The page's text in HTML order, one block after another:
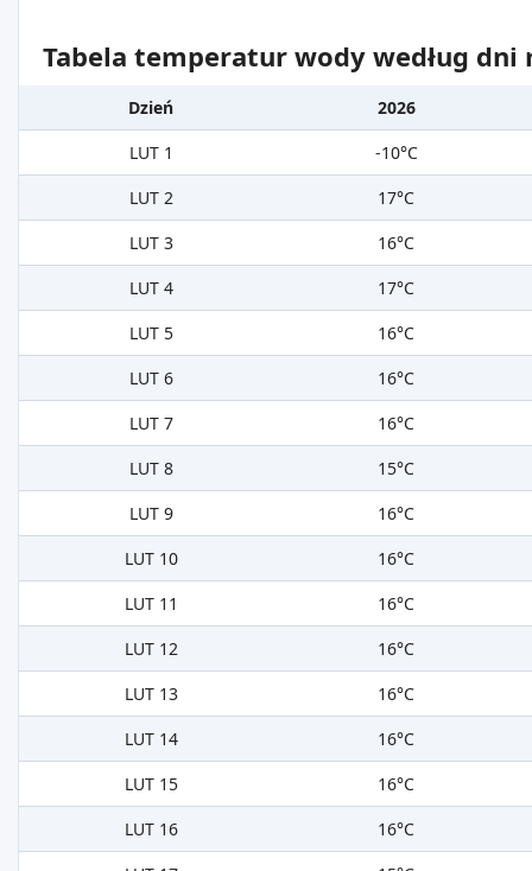
Tabela temperatur wody według dni
Dzień
2026
LUT 1
-10°C
LUT 2
17°C
LUT 3
16°C
LUT 4
17°C
LUT 5
16°C
LUT 6
16°C
LUT 7
16°C
LUT 8
15°C
LUT 9
16°C
LUT 10
16°C
LUT 11
16°C
LUT 12
16°C
LUT 13
16°C
LUT 14
16°C
LUT 15
16°C
LUT 16
16°C